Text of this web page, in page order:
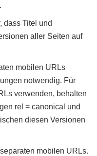
dass Titel und
aller Seiten auf
mobilen URLs
notwendig. Für
verwenden, behalten
rel = canonical und
diesen Versionen
mobilen URLs.